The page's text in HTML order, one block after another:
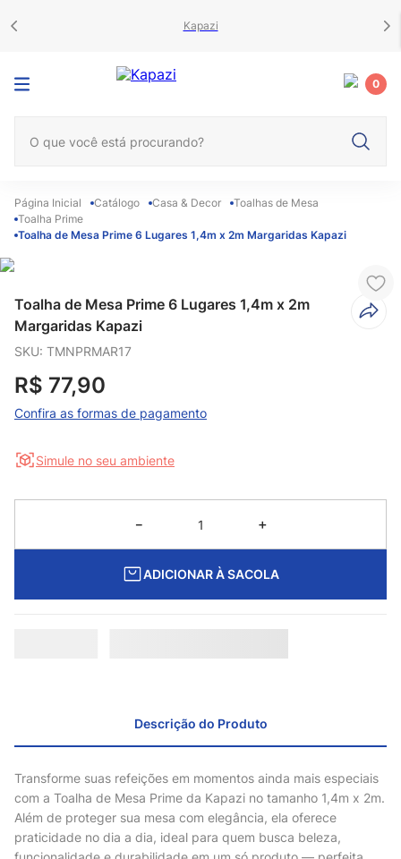
Kapazi
0
Catálogo Casa & Decor
Toalhas de Mesa
Toalha Prime
Toalha de Mesa Prime 6 Lugares 1,4m x 2m Margaridas Kapazi
Toalha de Mesa Prime 6 Lugares 1,4m x 2m
Margaridas Kapazi
SKU: TMNPRMAR17
R$ 77,90
Confira as formas de pagamento
Simule no seu ambiente
＋
－
ADICIONAR À SACOLA
Descrição do Produto
Transforme suas refeições em momentos ainda mais especiais
com a Toalha de Mesa Prime da Kapazi no tamanho 1,4m x 2m.
Além de proteger sua mesa com elegância, ela oferece
praticidade no dia a dia, ideal para quem busca beleza,